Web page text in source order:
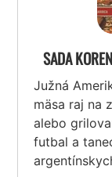
SADA
Južná
mäsa raj na
alebo
futbal a